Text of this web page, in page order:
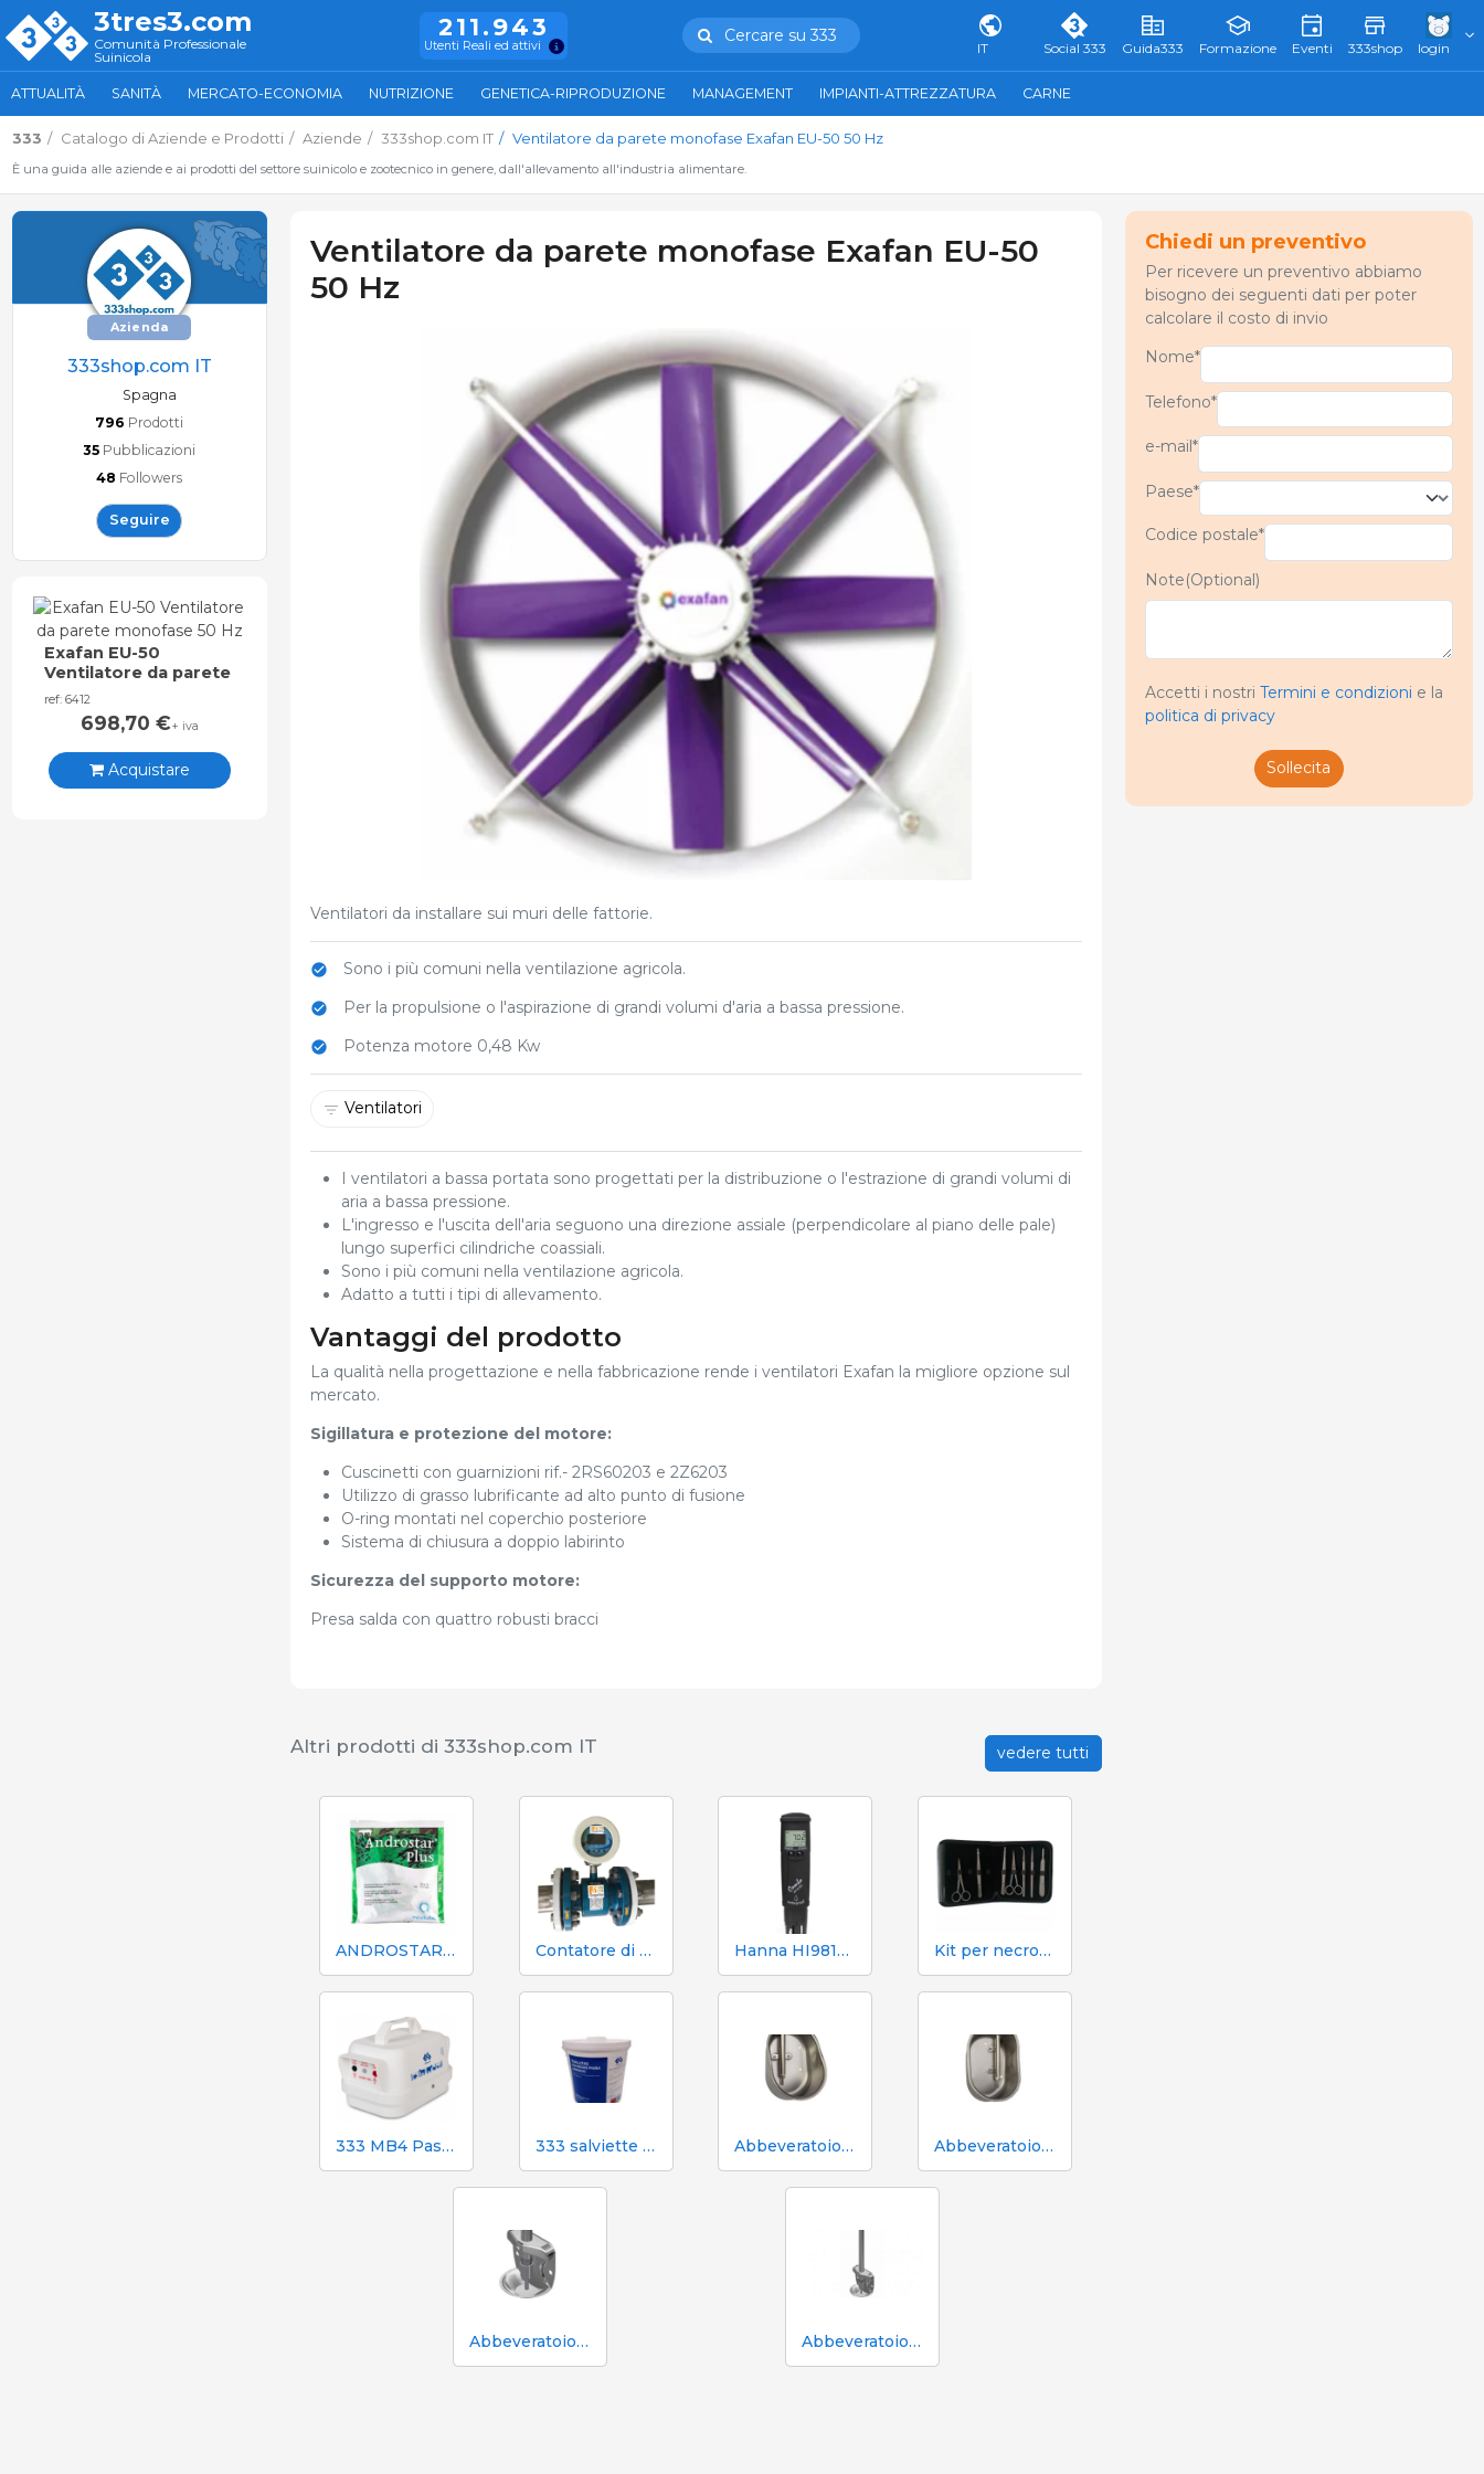
3tres3.com
Comunità Professionale
Suinicola
211.943
Utenti Reali ed attivi
Cercare su 333
IT Social 333 Guida333 Formazione Eventi 333shop login
ATTUALITÀ SANITÀ MERCATO-ECONOMIA NUTRIZIONE GENETICA-RIPRODUZIONE MANAGEMENT IMPIANTI-ATTREZZATURA CARNE
333 Catalogo di Aziende e Prodotti Aziende 333shop.com IT Ventilatore da parete monofase Exafan EU-50 50 Hz
È una guida alle aziende e ai prodotti del settore suinicolo e zootecnico in genere, dall'allevamento all'industria alimentare.
Azienda
333shop.com IT
Spagna
796 Prodotti
35 Pubblicazioni
48 Followers
Seguire
Exafan EU-50
Ventilatore da parete
monofase 50 Hz
ref: 6412
698,70 €+ iva
Acquistare
Ventilatore da parete monofase Exafan EU-50
50 Hz
Ventilatori da installare sui muri delle fattorie.
Sono i più comuni nella ventilazione agricola.
Per la propulsione o l'aspirazione di grandi volumi d'aria a bassa pressione.
Potenza motore 0,48 Kw
Ventilatori
I ventilatori a bassa portata sono progettati per la distribuzione o l'estrazione di grandi volumi di
aria a bassa pressione.
L'ingresso e l'uscita dell'aria seguono una direzione assiale (perpendicolare al piano delle pale)
lungo superfici cilindriche coassiali.
Sono i più comuni nella ventilazione agricola.
Adatto a tutti i tipi di allevamento.
Vantaggi del prodotto
La qualità nella progettazione e nella fabbricazione rende i ventilatori Exafan la migliore opzione sul
mercato.
Sigillatura e protezione del motore:
Cuscinetti con guarnizioni rif.- 2RS60203 e 2Z6203
Utilizzo di grasso lubrificante ad alto punto di fusione
O-ring montati nel coperchio posteriore
Sistema di chiusura a doppio labirinto
Sicurezza del supporto motore:
Presa salda con quattro robusti bracci
vedere tutti
Altri prodotti di 333shop.com IT
ANDROSTAR PLUS 47 g / 100 L - Prolungatore di sperma a lunga durata Contatore di volume e azoto Mecaniques Segalés DN150 Hanna HI98130 pH, EC, TDS e tester di temperatura Kit per necroscopia e dissezione 333 - 7 strumenti
333 MB4 Pastore elettrico a batteria per cani e cavalli 333 salviette umidificate per scrofe durante l'inseminazione Abbeveratoio Aco Funki per scrofe di grossa taglia Multi-Drinker MAXI Abbeveratoio Aco Funki per scrofe Multi-Drinker MULTI
Abbeveratoio in acciaio inox Aco Funki per suinetti in box parto Abbeveratoio in acciaio inox Aco Funki per suinetti in box parto, tubo da 36 cm
Chiedi un preventivo
Per ricevere un preventivo abbiamo
bisogno dei seguenti dati per poter
calcolare il costo di invio
Nome*
Telefono*
e-mail*
Paese*
Codice postale*
Note(Optional)
Accetti i nostri Termini e condizioni e la
politica di privacy
Sollecita